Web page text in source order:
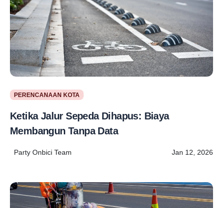
PERENCANAAN KOTA
Ketika Jalur Sepeda Dihapus: Biaya
Membangun Tanpa Data
Party Onbici Team Jan 12, 2026